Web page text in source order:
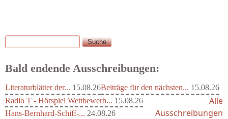
Suchformular
Suche
Bald endende Ausschreibungen:
Literaturblätter der... 15.08.26Beiträge für den nächsten... 15.08.26
Radio T - Hörspiel Wettbewerb... 15.08.26
Hans-Bernhard-Schiff-... 24.08.26
Alle
Ausschreibungen